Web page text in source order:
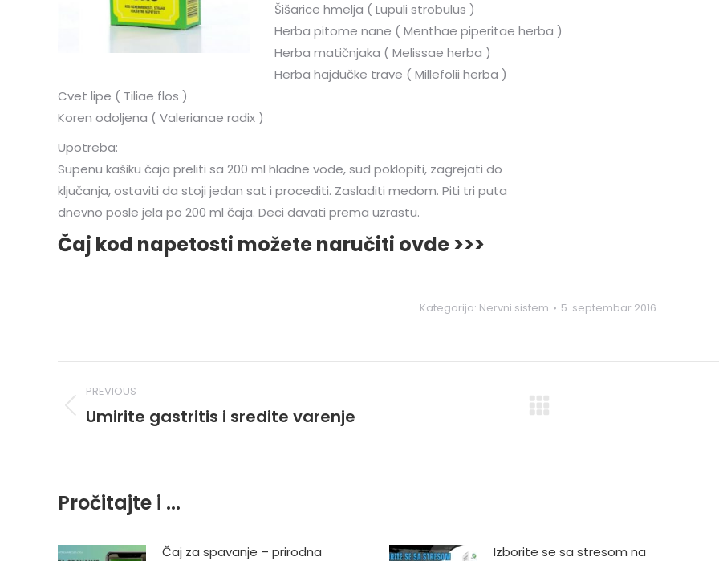
Šišarice hmelja ( Lupuli strobulus )
Herba pitome nane ( Menthae piperitae herba )
Herba matičnjaka ( Melissae herba )
Herba hajdučke trave ( Millefolii herba )
Cvet lipe ( Tiliae flos )
Koren odoljena ( Valerianae radix )
Upotreba:
Supenu kašiku čaja preliti sa 200 ml hladne vode, sud poklopiti, zagrejati do
ključanja, ostaviti da stoji jedan sat i procediti. Zasladiti medom. Piti tri puta
dnevno posle jela po 200 ml čaja. Deci davati prema uzrastu.
Čaj kod napetosti možete naručiti ovde >>>
Kategorija: Nervni sistem 5. septembar 2016.
Post
navigation
PREVIOUS
Previous
Umirite gastritis i sredite varenje
Pročitajte i ...
Čaj za spavanje – prirodna
Izborite se sa stresom na